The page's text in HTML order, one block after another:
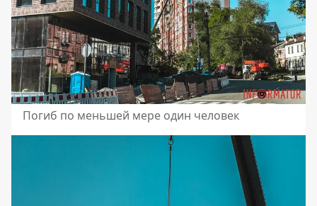
Погиб по меньшей мере один человек